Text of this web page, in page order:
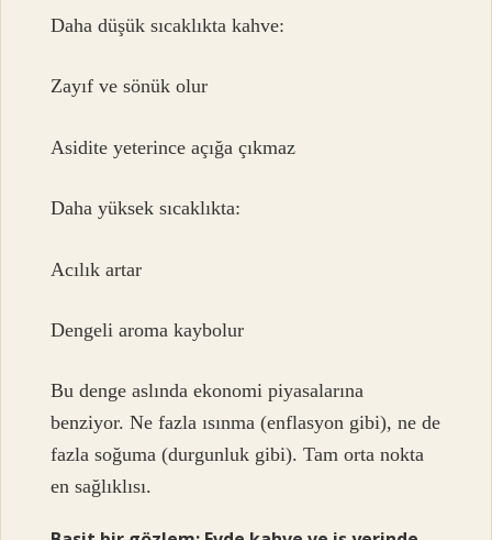
Daha düşük sıcaklıkta kahve:
Zayıf ve sönük olur
Asidite yeterince açığa çıkmaz
Daha yüksek sıcaklıkta:
Acılık artar
Dengeli aroma kaybolur
Bu denge aslında ekonomi piyasalarına
benziyor. Ne fazla ısınma (enflasyon gibi), ne de
fazla soğuma (durgunluk gibi). Tam orta nokta
en sağlıklısı.